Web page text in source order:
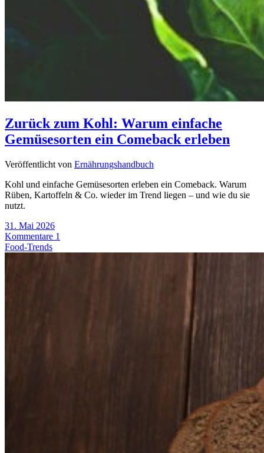
Zurück zum Kohl: Warum einfache
Gemüsesorten ein Comeback erleben
Veröffentlicht von Ernährungshandbuch
Kohl und einfache Gemüsesorten erleben ein Comeback. Warum
Rüben, Kartoffeln & Co. wieder im Trend liegen – und wie du sie
nutzt.
31. Mai 2026
Kommentare 1
Food-Trends